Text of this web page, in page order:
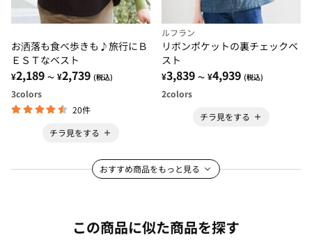
お洒落も食べ歩きも♪旅行にＢ
ＥＳＴなベスト
¥2,189 ～ ¥2,739 (税込)
3colors
20件
チラ見をする
ルフラン
リボンポケットの裏チェックベ
スト
¥3,839 ～ ¥4,939 (税込)
2colors
チラ見をする
おすすめ商品をもっと見る
この商品に似た商品を探す